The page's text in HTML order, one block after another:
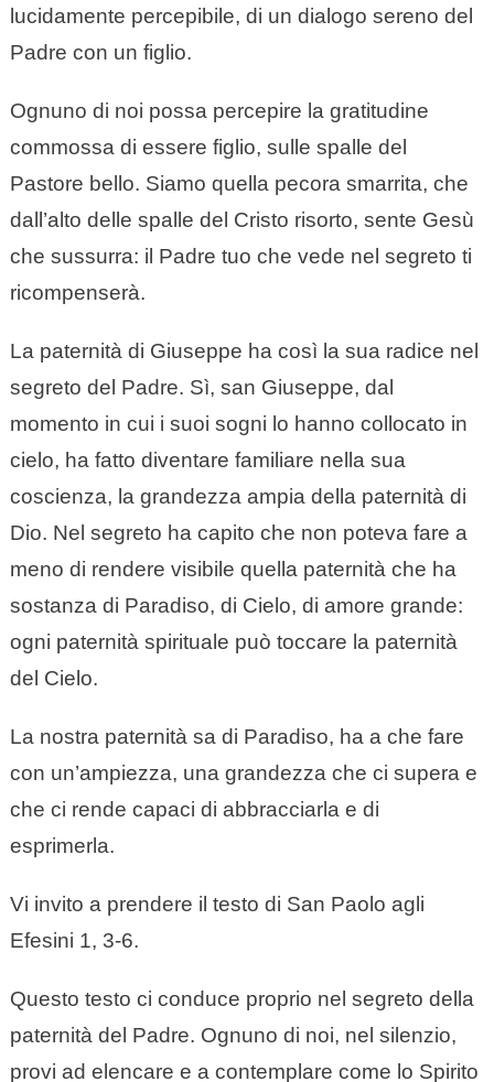
lucidamente percepibile, di un dialogo sereno del
Padre con un figlio.
Ognuno di noi possa percepire la gratitudine
commossa di essere figlio, sulle spalle del
Pastore bello. Siamo quella pecora smarrita, che
dall’alto delle spalle del Cristo risorto, sente Gesù
che sussurra: il Padre tuo che vede nel segreto ti
ricompenserà.
La paternità di Giuseppe ha così la sua radice nel
segreto del Padre. Sì, san Giuseppe, dal
momento in cui i suoi sogni lo hanno collocato in
cielo, ha fatto diventare familiare nella sua
coscienza, la grandezza ampia della paternità di
Dio. Nel segreto ha capito che non poteva fare a
meno di rendere visibile quella paternità che ha
sostanza di Paradiso, di Cielo, di amore grande:
ogni paternità spirituale può toccare la paternità
del Cielo.
La nostra paternità sa di Paradiso, ha a che fare
con un’ampiezza, una grandezza che ci supera e
che ci rende capaci di abbracciarla e di
esprimerla.
Vi invito a prendere il testo di San Paolo agli
Efesini 1, 3-6.
Questo testo ci conduce proprio nel segreto della
paternità del Padre. Ognuno di noi, nel silenzio,
provi ad elencare e a contemplare come lo Spirito